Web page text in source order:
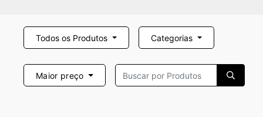
Todos os Produtos Categorias
Maior preço